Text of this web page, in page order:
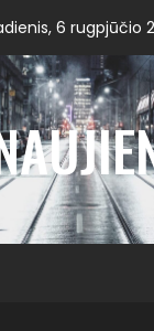
6 rugpjūčio